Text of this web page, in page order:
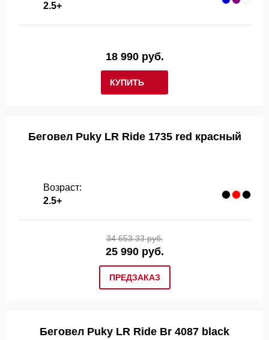
2.5+
КУПИТЬ
18 990 руб.
Беговел Puky LR Ride 1735 red красный
Возраст:
2.5+
ПРЕДЗАКАЗ
34 653.33 руб.
25 990 руб.
Беговел Puky LR Ride Br 4087 black